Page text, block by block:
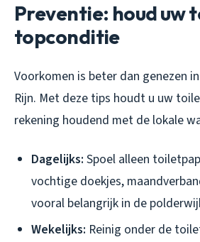
Preventie: houd uw
topconditie
Voorkomen is beter dan genezen
Rijn. Met deze tips houdt u uw
rekening houdend met de lokale
Dagelijks: Spoel alleen
vochtige doekjes,
vooral belangrijk in de
Wekelijks: Reinig onder de